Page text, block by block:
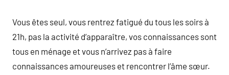
Vous êtes seul, vous rentrez fatigué du tous les soirs à
21h, pas la activité d’apparaître, vos connaissances sont
tous en ménage et vous n’arrivez pas à faire
connaissances amoureuses et rencontrer l’âme sœur.